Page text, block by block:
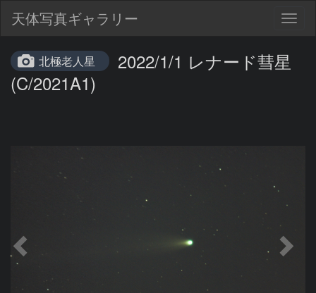
天体写真ギャラリー
北極老人星
2022/1/1 レナード彗星
(C/2021A1)